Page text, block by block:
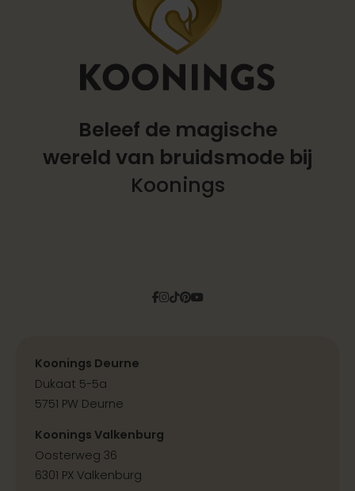
Beleef de magische
wereld van bruidsmode bij
Koonings
Facebook
Instagram
Tiktok
Pinterest
YouTube
Koonings Deurne
Dukaat 5-5a
5751 PW Deurne
Koonings Valkenburg
Oosterweg 36
6301 PX Valkenburg